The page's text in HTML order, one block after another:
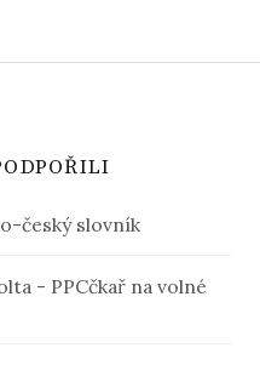
český slovník
- PPCčkař na volné